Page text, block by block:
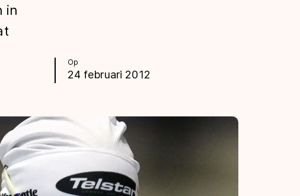
Op
24 februari 2012
in